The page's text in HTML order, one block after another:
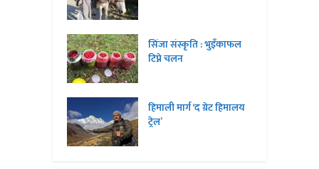
सिंजा संस्कृति : भुइँकाफल
टिप्ने चलन
हिमाली मार्ग ‘द ग्रेट हिमालय
ट्रेल’